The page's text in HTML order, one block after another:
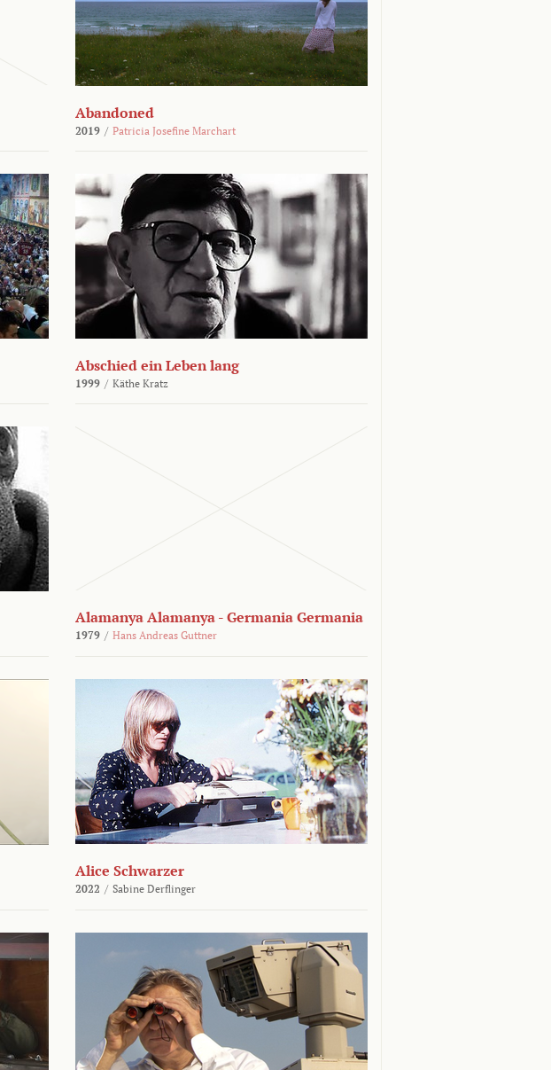
Abandoned
2019 / Patricia Josefine Marchart
Abschied ein Leben lang
1999 / Käthe Kratz
Alamanya Alamanya - Germania Germania
1979 / Hans Andreas Guttner
Alice Schwarzer
2022 / Sabine Derflinger